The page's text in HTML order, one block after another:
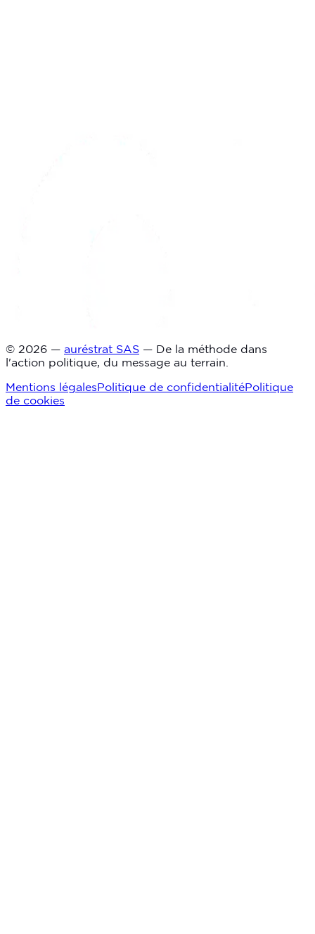
© 2026 — auréstrat SAS — De la méthode dans
l'action politique, du message au terrain.
Mentions légalesPolitique de confidentialitéPolitique
de cookies